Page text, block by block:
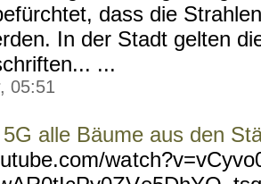
dass die
In der Stadt gelten
...
05:51
alle Bäume aus den
wa